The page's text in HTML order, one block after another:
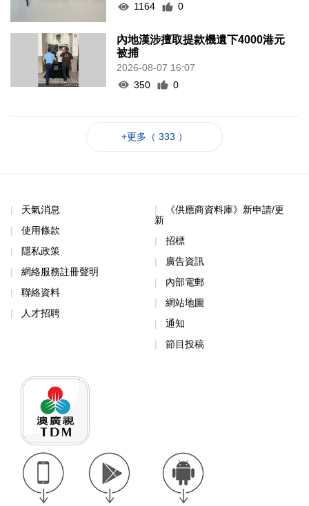
1164
0
內地漢涉擅取提款機遺下4000港元
被捕
2026-08-07 16:07
350
0
+更多（ 333 ）
天氣消息
使用條款
隱私政策
網絡服務註冊聲明
聯絡資料
人才招聘
《供應商資料庫》新申請/更
新
招標
廣告資訊
內部電郵
網站地圖
通知
節目投稿